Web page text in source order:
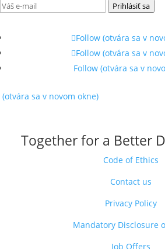
Prihlásiť sa
Follow(otvára sa v
Follow(otvára sa v
Follow(otvára sa v
(otvára sa v novom okne)
Together for a Better
Code of Ethics
Contact us
Privacy Policy
Mandatory Disclosure
Job Offers